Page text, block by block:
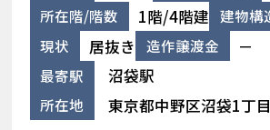
所在階/階数 1階/4階建 建物構
現状 居抜き 造作譲渡金 －
最寄駅 沼袋駅
所在地 東京都中野区沼袋1丁